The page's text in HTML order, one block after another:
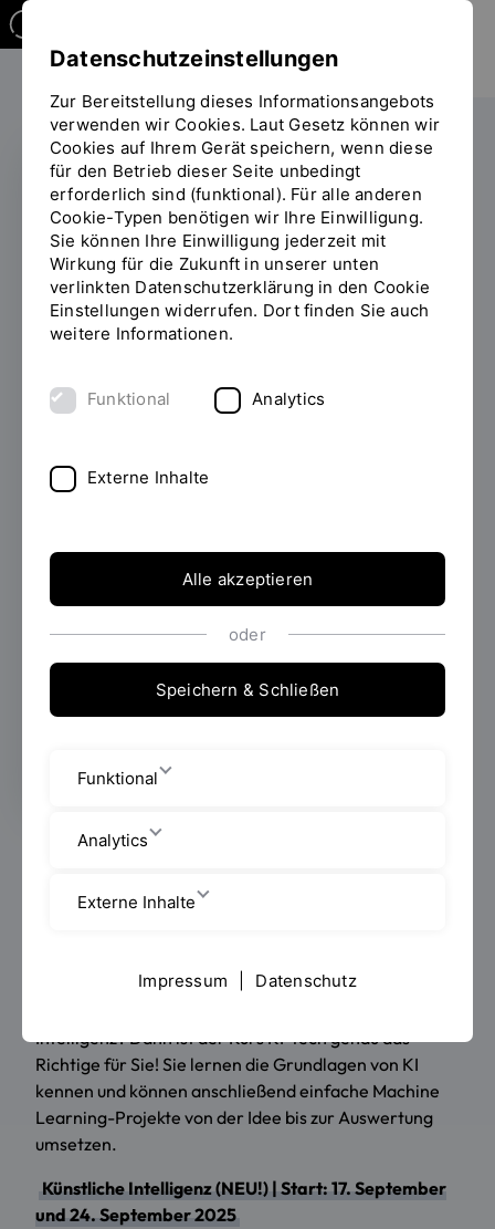
HOCHSCHULZERTIFIKAT
Unsere
berufsbegleitenden
Hochschulzertifikate
im Überblick
betriebliches Gesundheitsmanagement oder
Prozessoptimierung – mit den kompakten
themenspezifisch weiter und machen sich fit
für die Zukunft. Alle Zertifikatskurse sind
der Anwendungsbezug ist garantiert. Bei
Sie ECTS-Punkte, die Sie sich auf ein späteres
praktische Erfahrung als Technikerin oder Techniker
Intelligenz? Dann ist der Kurs KI-tech genau das
Richtige für Sie! Sie lernen die Grundlagen von KI
kennen und können anschließend einfache Machine
Learning-Projekte von der Idee bis zur Auswertung
umsetzen.
Künstliche Intelligenz (NEU!) | Start: 17. September
und 24. September 2025
Datenschutzeinstellungen
Zur Bereitstellung dieses Informationsangebots
verwenden wir Cookies. Laut Gesetz können wir
Cookies auf Ihrem Gerät speichern, wenn diese
für den Betrieb dieser Seite unbedingt
erforderlich sind (funktional). Für alle anderen
Cookie-Typen benötigen wir Ihre Einwilligung.
Sie können Ihre Einwilligung jederzeit mit
Wirkung für die Zukunft in unserer unten
verlinkten Datenschutzerklärung in den Cookie
Einstellungen widerrufen. Dort finden Sie auch
weitere Informationen.
Funktional Analytics
Externe Inhalte
Alle akzeptieren
oder
Speichern & Schließen
Funktional
Analytics
Externe Inhalte
Impressum Datenschutz